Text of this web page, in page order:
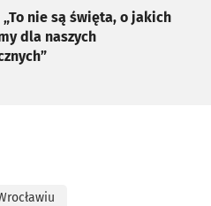
„To nie są święta, o jakich
dla naszych